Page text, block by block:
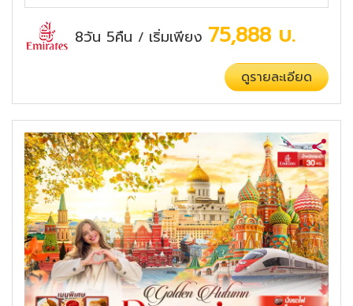
8วัน 5คืน / เริ่มเพียง 75,888 บ.
ดูรายละเอียด